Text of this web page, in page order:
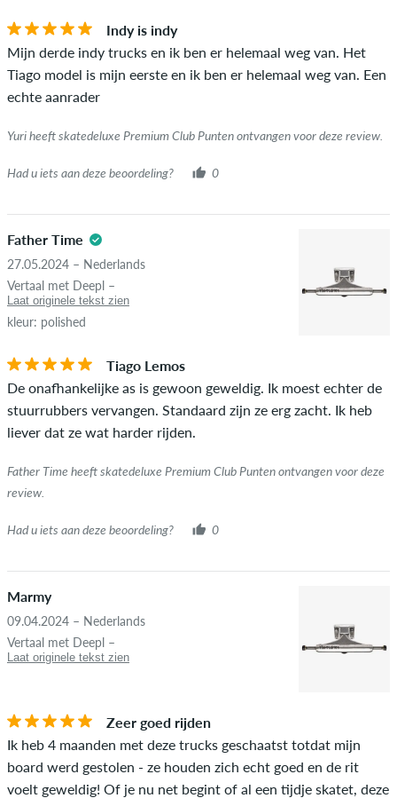
vinkje naast de naam met de woorden "geverifieerde
aankoop". Voor deze mensen werd de aankoop geverifieerd op
basis van hun bestellingen. Voor beoordelingen zonder een
groen vinkje kunnen we niet garanderen dat de persoon het
Indy is indy
Mijn derde indy trucks en ik ben er helemaal weg van. Het
Tiago model is mijn eerste en ik ben er helemaal weg van. Een
echte aanrader
Yuri heeft skatedeluxe Premium Club Punten ontvangen voor deze review.
Had u iets aan deze beoordeling? 0
Father Time
27.05.2024 – Nederlands
Vertaal met Deepl –
Laat originele tekst zien
kleur: polished
Tiago Lemos
De onafhankelijke as is gewoon geweldig. Ik moest echter de
stuurrubbers vervangen. Standaard zijn ze erg zacht. Ik heb
liever dat ze wat harder rijden.
Father Time heeft skatedeluxe Premium Club Punten ontvangen voor deze
review.
Had u iets aan deze beoordeling? 0
Marmy
09.04.2024 – Nederlands
Vertaal met Deepl –
Laat originele tekst zien
Zeer goed rijden
Ik heb 4 maanden met deze trucks geschaatst totdat mijn
board werd gestolen - ze houden zich echt goed en de rit
voelt geweldig! Of je nu net begint of al een tijdje skatet, deze